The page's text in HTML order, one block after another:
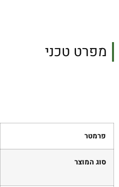
מפרט טכני
פרמטר
סוג המוצר